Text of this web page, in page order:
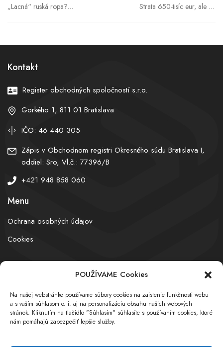
POUŽÍVAME Cookies
Na našej webstránke používame súbory cookies na zaistenie funkčnosti webu
a s vaším súhlasom o. i. aj na personalizáciu obsahu našich webových
stránok. Kliknutím na tlačidlo "Súhlasím" súhlasíte s používaním cookies, ktoré
nám pomáhajú zabezpečiť lepšie služby.
„Lacná“ ruská ropa?
Strata 650-tisíc eur, ale na
Kontakt
Register obchodných spoločností s.r.o.
Gorkého 1, 811 01 Bratislava
IČO: 46 440 305
Zápis v Obchodnom registri Okresného súdu Bratislava I,
oddiel: Sro, Vl.č.: 77396/B
+421 948 858 060
Menu
Ochrana osobných údajov
Cookies